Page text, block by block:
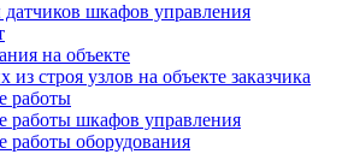
шкафов управления
на объекте
строя узлов на объекте заказчика
работы
работы шкафов управления
работы оборудования